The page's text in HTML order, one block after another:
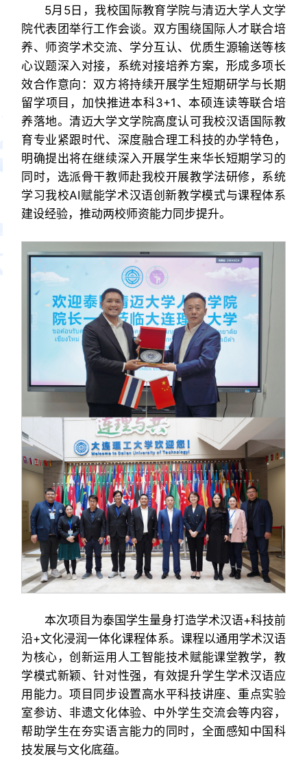
5月5日，我校国际教育学院与清迈大学人文学
院代表团举行工作会谈。双方围绕国际人才联合培
养、师资学术交流、学分互认、优质生源输送等核
心议题深入对接，系统对接培养方案，形成多项长
效合作意向：双方将持续开展学生短期研学与长期
留学项目，加快推进本科3+1、本硕连读等联合培
养落地。清迈大学文学院高度认可我校汉语国际教
育专业紧跟时代、深度融合理工科技的办学特色，
明确提出将在继续深入开展学生来华长短期学习的
同时，选派骨干教师赴我校开展教学法研修，系统
学习我校AI赋能学术汉语创新教学模式与课程体系
建设经验，推动两校师资能力同步提升。
本次项目为泰国学生量身打造学术汉语+科技前
沿+文化浸润一体化课程体系。课程以通用学术汉语
为核心，创新运用人工智能技术赋能课堂教学，教
学模式新颖、针对性强，有效提升学生学术汉语应
用能力。项目同步设置高水平科技讲座、重点实验
室参访、非遗文化体验、中外学生交流会等内容，
帮助学生在夯实语言能力的同时，全面感知中国科
技发展与文化底蕴。